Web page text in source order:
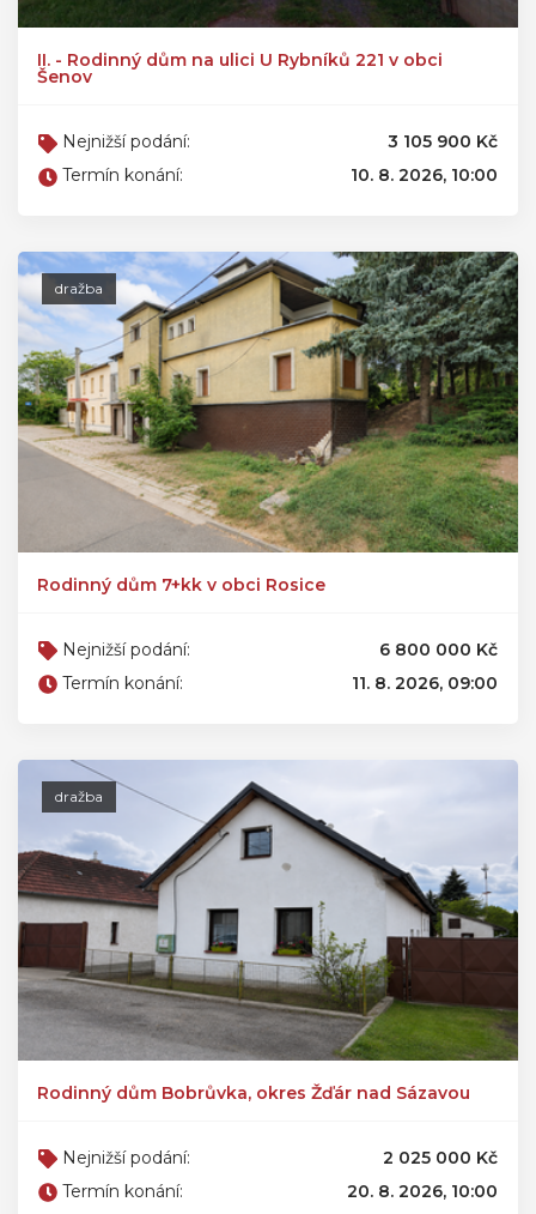
II. - Rodinný dům na ulici U Rybníků 221 v obci
Šenov
Nejnižší podání:
3 105 900 Kč
Termín konání:
10. 8. 2026, 10:00
dražba
Rodinný dům 7+kk v obci Rosice
Nejnižší podání:
6 800 000 Kč
Termín konání:
11. 8. 2026, 09:00
dražba
Rodinný dům Bobrůvka, okres Žďár nad Sázavou
Nejnižší podání:
2 025 000 Kč
Termín konání:
20. 8. 2026, 10:00